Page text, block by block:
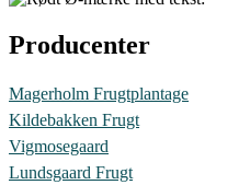
Producenter
Magerholm Frugtplantage
Kildebakken Frugt
Vigmosegaard
Lundsgaard Frugt